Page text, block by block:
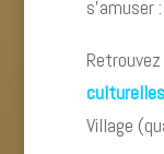
culturelles
Village